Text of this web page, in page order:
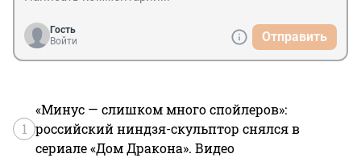
Гость
Войти
Отправить
1
«Минус — слишком много спойлеров»:
российский ниндзя-скульптор снялся в
сериале «Дом Дракона». Видео